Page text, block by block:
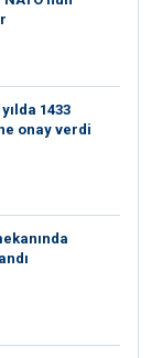
1433
onay verdi